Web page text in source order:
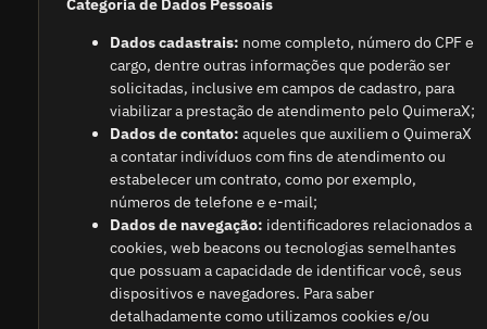
Categoria de Dados Pessoais
Dados cadastrais: nome completo, número do CPF e
cargo, dentre outras informações que poderão ser
solicitadas, inclusive em campos de cadastro, para
viabilizar a prestação de atendimento pelo QuimeraX;
Dados de contato: aqueles que auxiliem o QuimeraX
a contatar indivíduos com fins de atendimento ou
estabelecer um contrato, como por exemplo,
números de telefone e e-mail;
Dados de navegação: identificadores relacionados a
cookies, web beacons ou tecnologias semelhantes
que possuam a capacidade de identificar você, seus
dispositivos e navegadores. Para saber
detalhadamente como utilizamos cookies e/ou